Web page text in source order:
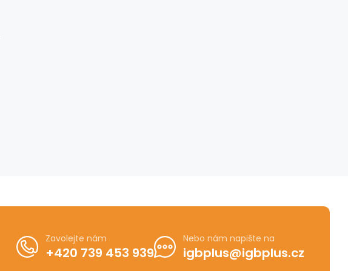
Zavolejte nám
+420 739 453 939
Nebo nám napište na
igbplus@igbplus.cz